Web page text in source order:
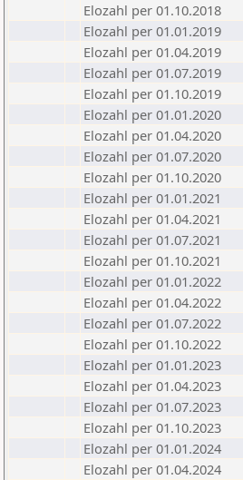
Elozahl per 01.10.2018
Elozahl per 01.01.2019
Elozahl per 01.04.2019
Elozahl per 01.07.2019
Elozahl per 01.10.2019
Elozahl per 01.01.2020
Elozahl per 01.04.2020
Elozahl per 01.07.2020
Elozahl per 01.10.2020
Elozahl per 01.01.2021
Elozahl per 01.04.2021
Elozahl per 01.07.2021
Elozahl per 01.10.2021
Elozahl per 01.01.2022
Elozahl per 01.04.2022
Elozahl per 01.07.2022
Elozahl per 01.10.2022
Elozahl per 01.01.2023
Elozahl per 01.04.2023
Elozahl per 01.07.2023
Elozahl per 01.10.2023
Elozahl per 01.01.2024
Elozahl per 01.04.2024